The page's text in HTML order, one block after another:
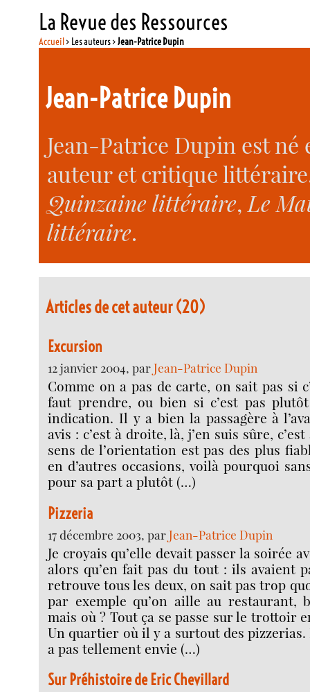
La Revue des Ressources
Accueil> Les auteurs >Jean-Patrice Dupin
Jean-Patrice Dupin
Jean-Patrice Dupin est né
auteur et critique
Quinzaine littéraire, Le
littéraire.
Articles de cet auteur (20)
Excursion
12 janvier 2004, parJean-Patrice Dupin
Comme on a pas de carte, on sait pas si
faut prendre, ou bien si c’est pas
indication. Il y a bien la passagère à
avis : c’est à droite, là, j’en suis sûre,
sens de l’orientation est pas des plus
en d’autres occasions, voilà pourquoi
pour sa part a plutôt (…)
Pizzeria
17 décembre 2003, parJean-Patrice Dupin
Je croyais qu’elle devait passer la soirée
alors qu’en fait pas du tout : ils avaient
retrouve tous les deux, on sait pas trop
par exemple qu’on aille au restaurant,
mais où ? Tout ça se passe sur le trottoir
Un quartier où il y a surtout des
a pas tellement envie (…)
Sur Préhistoire de Eric Chevillard